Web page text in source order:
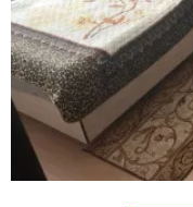
Новости
Агентства
Ремонт квартир